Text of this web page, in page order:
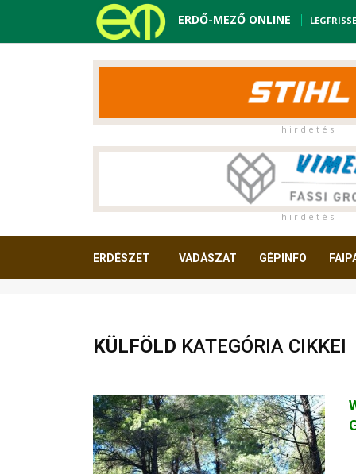
ERDŐ-MEZŐ ONLINE
h i r d e t é s
h i r d e t é s
ERDÉSZET VADÁSZAT GÉPINFO
KÜLFÖLD KATEGÓRIA CIKKEI